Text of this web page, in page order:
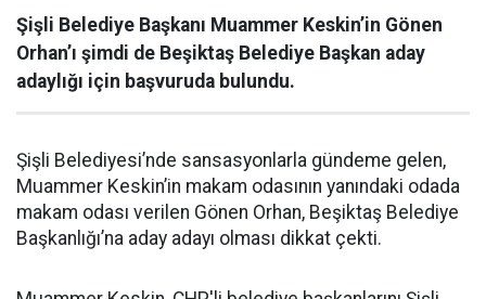
Şişli Belediye Başkanı Muammer Keskin’in Gönen
Orhan’ı şimdi de Beşiktaş Belediye Başkan aday
adaylığı için başvuruda bulundu.
Şişli Belediyesi’nde sansasyonlarla gündeme gelen,
Muammer Keskin’in makam odasının yanındaki odada
makam odası verilen Gönen Orhan, Beşiktaş Belediye
Başkanlığı’na aday adayı olması dikkat çekti.